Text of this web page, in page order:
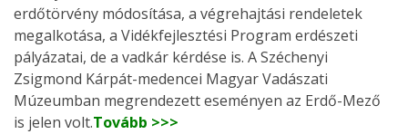
erdőtörvény módosítása, a végrehajtási rendeletek
megalkotása, a Vidékfejlesztési Program erdészeti
pályázatai, de a vadkár kérdése is. A Széchenyi
Zsigmond Kárpát-medencei Magyar Vadászati
Múzeumban megrendezett eseményen az Erdő-Mező
is jelen volt.Tovább >>>